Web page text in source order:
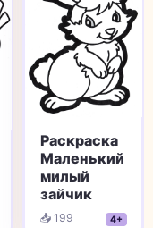
Раскраска
Маленький
милый
зайчик
📥 199 4+